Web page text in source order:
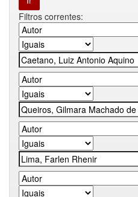
Filtros correntes: